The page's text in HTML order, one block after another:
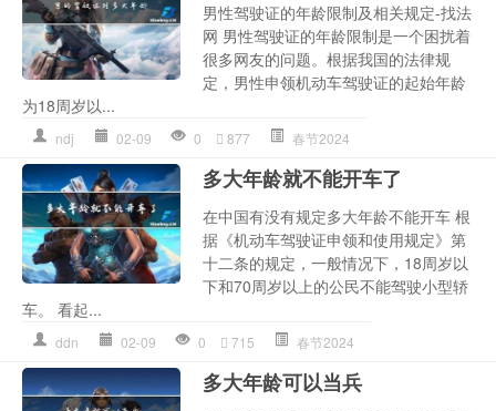
男性驾驶证的年龄限制及相关规定-找法
网 男性驾驶证的年龄限制是一个困扰着
很多网友的问题。根据我国的法律规
定，男性申领机动车驾驶证的起始年龄
为18周岁以...
ndj 02-09 0 877 春节2024
多大年龄就不能开车了
在中国有没有规定多大年龄不能开车 根
据《机动车驾驶证申领和使用规定》第
十二条的规定，一般情况下，18周岁以
下和70周岁以上的公民不能驾驶小型轿
车。 看起...
ddn 02-09 0 715 春节2024
多大年龄可以当兵